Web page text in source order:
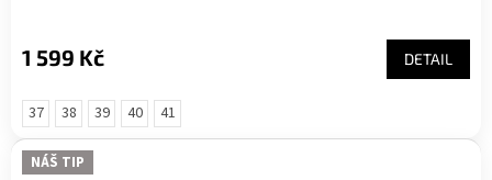
1 599 Kč DETAIL
37 38 39 40 41
NÁŠ TIP